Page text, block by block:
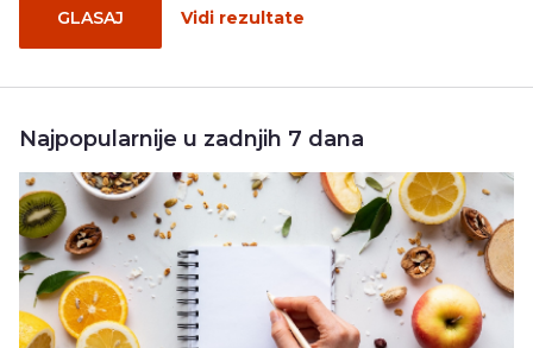
GLASAJ Vidi rezultate
Najpopularnije u zadnjih 7 dana